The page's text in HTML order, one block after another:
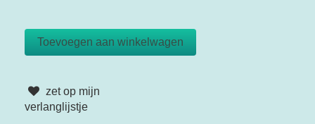
zet op mijn
verlanglijstje